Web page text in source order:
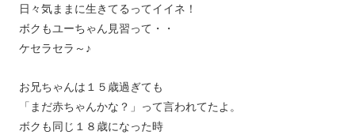
日々気ままに生きてるってイイネ！
ボクもユーちゃん見習って・・
ケセラセラ～♪
お兄ちゃんは１５歳過ぎても
「まだ赤ちゃんかな？」って言われてたよ。
ボクも同じ１８歳になった時